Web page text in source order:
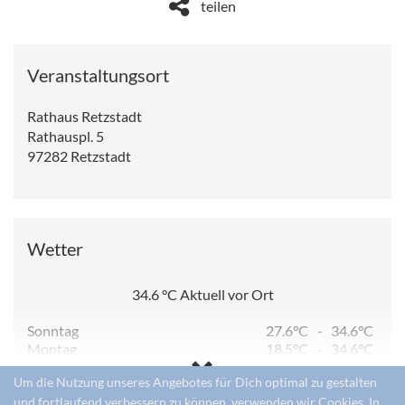
teilen
Veranstaltungsort
Rathaus Retzstadt
Rathauspl. 5
97282 Retzstadt
Wetter
34.6°C Aktuell vor Ort
Sonntag 27.6°C - 34.6°C
Montag
18.5°C -
34.6°C
Dienstag
15.9°C - 27.8°C
Mittwoch
11.9°C - 30.1°C
Um die Nutzung unseres Angebotes für Dich optimal zu gestalten